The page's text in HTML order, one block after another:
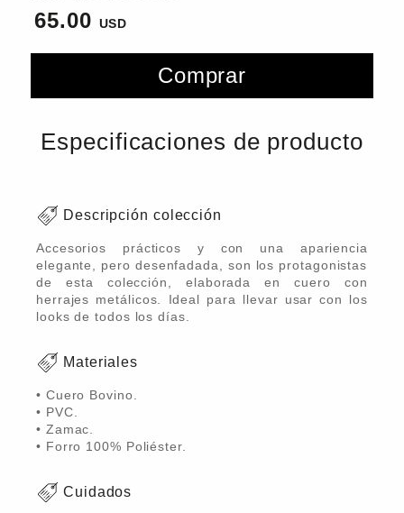
65.00
Comprar
Especificaciones de producto
Descripción colección
Accesorios prácticos y con una apariencia
elegante, pero desenfadada, son los protagonistas
de esta colección, elaborada en cuero con
herrajes metálicos. Ideal para llevar usar con los
looks de todos los días.
Materiales
• Cuero Bovino.
• PVC.
• Zamac.
• Forro 100% Poliéster.
Cuidados